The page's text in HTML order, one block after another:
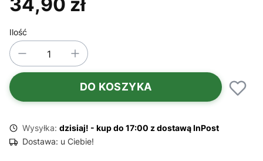
Cena
Ilość
DO KOSZYKA
Wysyłka: dzisiaj! - kup do 17:00 z dostawą InPost
Dostawa: u Ciebie!